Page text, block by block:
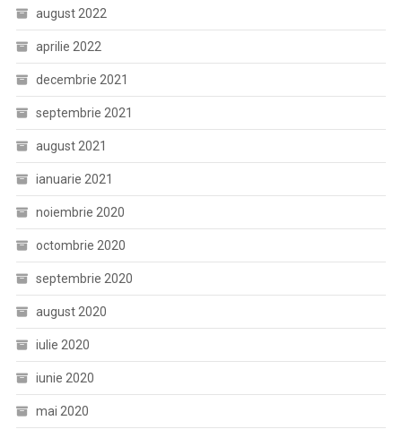
august 2022
aprilie 2022
decembrie 2021
septembrie 2021
august 2021
ianuarie 2021
noiembrie 2020
octombrie 2020
septembrie 2020
august 2020
iulie 2020
iunie 2020
mai 2020